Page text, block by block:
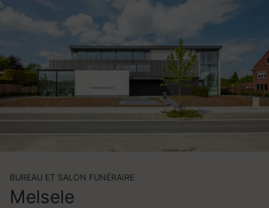
BUREAU ET SALON FUNÉRAIRE
Melsele